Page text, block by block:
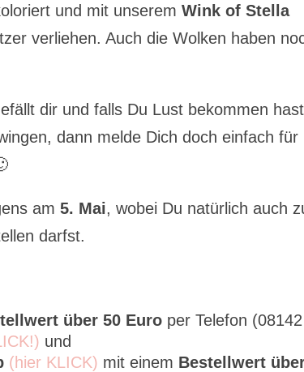
und mit unseremWink of Stella
verliehen. Auch die Wolken haben
dir und falls Du Lust bekommen
dann melde Dich doch einfach für
am5. Mai, wobei Du natürlich auch
darfst.
über 50 Euro per Telefon (08142
und
(hier KLICK) mit einem Bestellwert